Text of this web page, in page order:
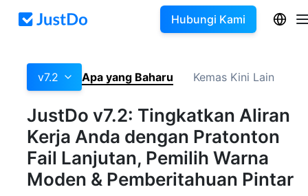
Hubungi Kami
v7.2 Apa yang Baharu Kemas Kini Lain
JustDo v7.2: Tingkatkan Aliran
Kerja Anda dengan Pratonton
Fail Lanjutan, Pemilih Warna
Moden & Pemberitahuan Pintar